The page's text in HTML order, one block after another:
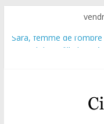
Sara, femme de
Journal d’une fille
Aema : mini-série sur
Olympo, saison 1 :